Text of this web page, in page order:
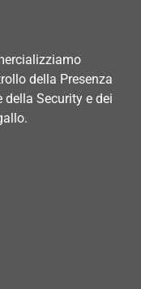
della Presenza
della Security e dei